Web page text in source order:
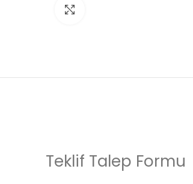
Teklif Talep Formu